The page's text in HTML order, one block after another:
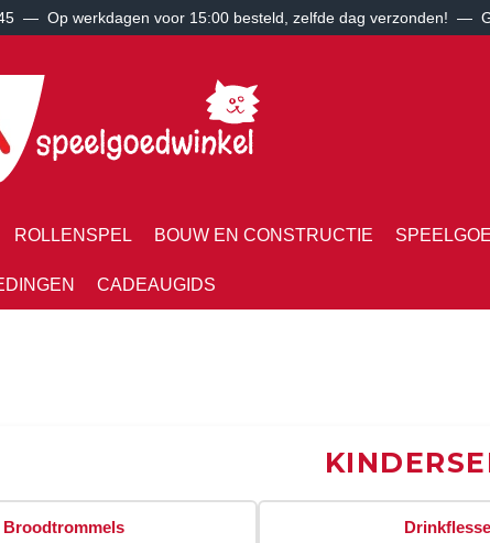
— Op werkdagen voor 15:00 besteld, zelfde dag verzonden! —
ROLLENSPEL BOUW EN CONSTRUCTIE
CADEAUGIDS
Broodtrommels